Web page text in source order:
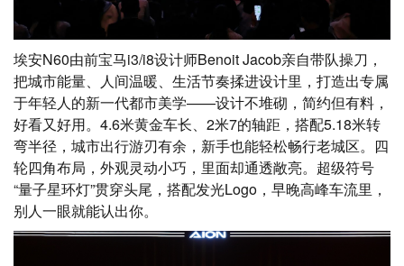
埃安N60由前宝马i3/i8设计师Benoit Jacob亲自带队操刀，
把城市能量、人间温暖、生活节奏揉进设计里，打造出专属
于年轻人的新一代都市美学——设计不堆砌，简约但有料，
好看又好用。4.6米黄金车长、2米7的轴距，搭配5.18米转
弯半径，城市出行游刃有余，新手也能轻松畅行老城区。四
轮四角布局，外观灵动小巧，里面却通透敞亮。超级符号
“量子星环灯”贯穿头尾，搭配发光Logo，早晚高峰车流里，
别人一眼就能认出你。